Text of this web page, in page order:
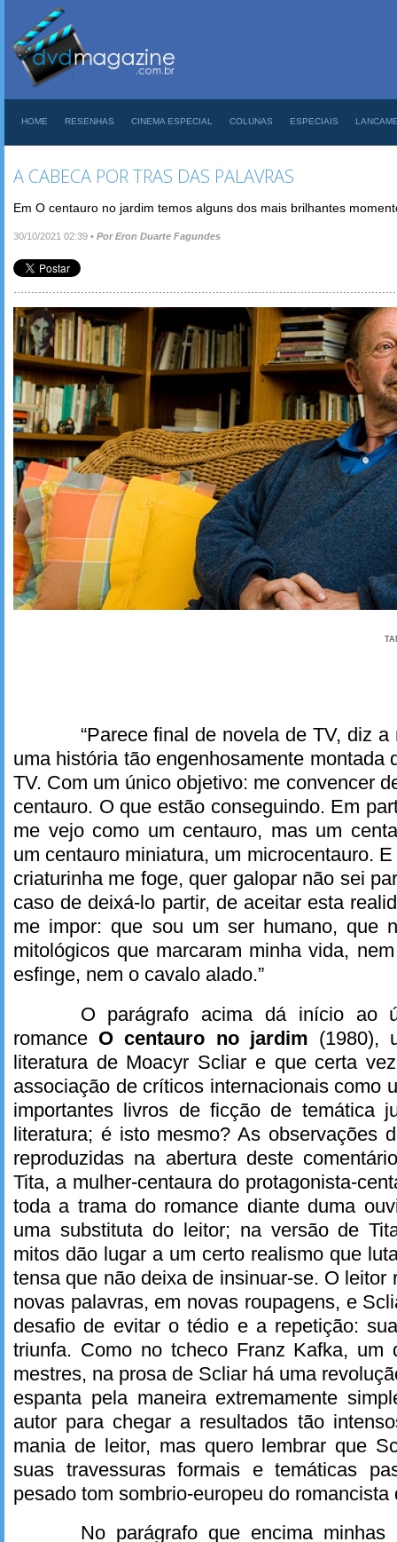
HOME RESENHAS CINEMA ESPECIAL COLUNAS ESPECIAIS
A CABECA POR TRAS DAS PALAVRAS
Em O centauro no jardim temos alguns dos mais brilhantes
30/10/2021 02:39 • Por Eron Duarte Fagundes
“Parece final de novela de TV, diz
uma história tão engenhosamente montada
TV. Com um único objetivo: me convencer
centauro. O que estão conseguindo. Em
me vejo como um centauro, mas um
um centauro miniatura, um microcentauro.
criaturinha me foge, quer galopar não sei
caso de deixá-lo partir, de aceitar esta
me impor: que sou um ser humano, que
mitológicos que marcaram minha vida,
esfinge, nem o cavalo alado.”
O parágrafo acima dá início ao
romance O centauro no jardim (1980),
literatura de Moacyr Scliar e que certa
associação de críticos internacionais como
importantes livros de ficção de temática
literatura; é isto mesmo? As observações
reproduzidas na abertura deste
Tita, a mulher-centaura do protagonista-
toda a trama do romance diante duma
uma substituta do leitor; na versão de
mitos dão lugar a um certo realismo que
tensa que não deixa de insinuar-se. O leitor
novas palavras, em novas roupagens, e
desafio de evitar o tédio e a repetição:
triunfa. Como no tcheco Franz Kafka, um
mestres, na prosa de Scliar há uma
espanta pela maneira extremamente
autor para chegar a resultados tão
mania de leitor, mas quero lembrar que
suas travessuras formais e temáticas
pesado tom sombrio-europeu do romancista
No parágrafo que encima minhas